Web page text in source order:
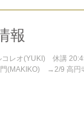
報
コレオ(YUKI) 休講
(MAKIKO) →2/9 高円